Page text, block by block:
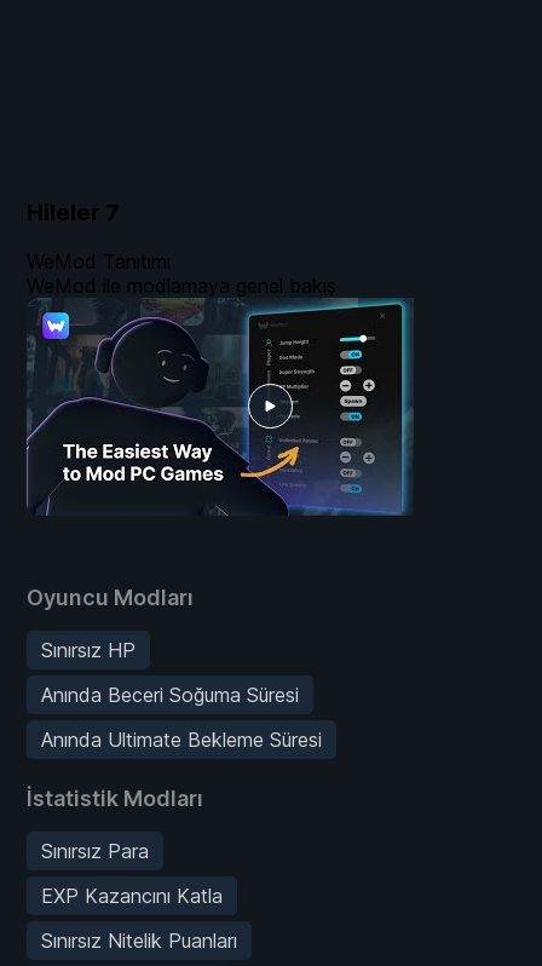
Hileler 7
Oyuncu Modları
Sınırsız HP
Anında Beceri Soğuma Süresi
Anında Ultimate Bekleme Süresi
İstatistik Modları
Sınırsız Para
EXP Kazancını Katla
Sınırsız Nitelik Puanları
WeMod Tanıtımı
WeMod ile modlamaya genel bakış